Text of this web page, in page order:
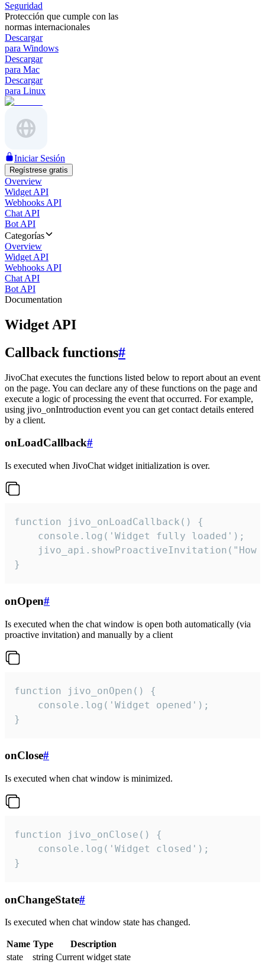
Seguridad
Protección que cumple con las
normas internacionales
Descargar
para Windows
Descargar
para Mac
Descargar
para Linux
Iniciar Sesión
Regístrese gratis
Overview
Widget API
Webhooks API
Chat API
Bot API
Categorías
Overview
Widget API
Webhooks API
Chat API
Bot API
Documentation
Widget API
Callback functions#
JivoChat executes the functions listed below to report about an event
on the page. You can declare any of these functions on the page and
execute a logic of processing the event that occurred. For example,
using jivo_onIntroduction event you can get contact details entered
by a client.
onLoadCallback#
Is executed when JivoChat widget initialization is over.
function jivo_onLoadCallback() {
    console.log('Widget fully loaded');
jivo_api.showProactiveInvitation("How
}
onOpen#
Is executed when the chat window is open both automatically (via
proactive invitation) and manually by a client
function jivo_onOpen() {
    console.log('Widget opened');
}
onClose#
Is executed when chat window is minimized.
function jivo_onClose() {
    console.log('Widget closed');
}
onChangeState#
Is executed when chat window state has changed.
Name Type
Description
state
string Current widget state